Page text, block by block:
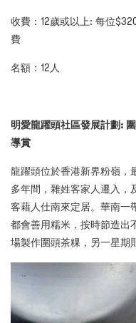
收費：12歲或以上: 每位
費
名額：12人
明愛龍躍頭社區發展計劃:
導賞
龍躍頭位於香港新界粉嶺，
多年間，雜姓客家人遷入，
客藉人仕南來定居。 華南一
都會善用糯米，按時節造出
場製作圍頭茶粿，另一星期